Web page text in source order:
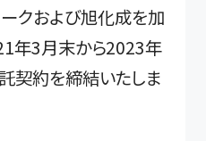
クおよび旭化成を加
年3月末から2023年
契約を締結いたしま